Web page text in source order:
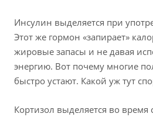
Инсулин выделяется при
Этот же гормон «запирает»
жировые запасы и не давая
энергию. Вот почему многие
быстро устают. Какой уж тут
Кортизол выделяется во время